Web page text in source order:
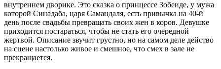
внутреннем дворике. Это сказка о принцессе Зобеиде, у мужа
которой Синадаба, царя Самандаля, есть привычка на 40-й
день после свадьбы превращать своих жен в коров. Девушке
приходится постараться, чтобы не стать его очередной
жертвой. Описание звучит грустно, но на самом деле действо
на сцене настолько живое и смешное, что смех в зале не
прекращается.